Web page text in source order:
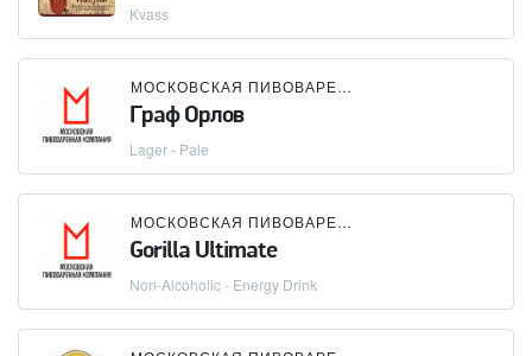
Kvass
МОСКОВСКАЯ ПИВОВАРЕННАЯ КОМПАНИЯ (МПК)
Граф Орлов
Lager - Pale
МОСКОВСКАЯ ПИВОВАРЕННАЯ КОМПАНИЯ (МПК)
Gorilla Ultimate
Non-Alcoholic - Energy Drink